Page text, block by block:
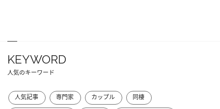
KEYWORD
人気のキーワード
人気記事 専門家 カップル
同棲